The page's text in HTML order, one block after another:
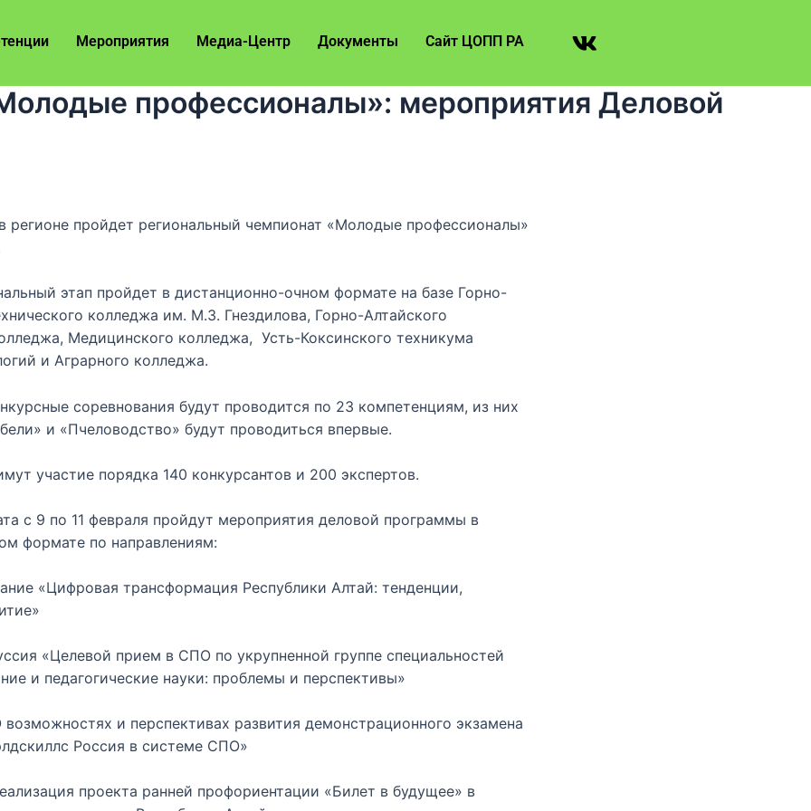
Мероприятия Медиа-Центр Документы Сайт ЦОПП РА
профессионалы»: мероприятия Деловой
регионе пройдет региональный чемпионат «Молодые профессионалы»
этап пройдет в дистанционно-очном формате на базе Горно-
колледжа им. М.З. Гнездилова, Горно-Алтайского
Медицинского колледжа, Усть-Коксинского техникума
и Аграрного колледжа.
соревнования будут проводится по 23 компетенциям, из них
и «Пчеловодство» будут проводиться впервые.
участие порядка 140 конкурсантов и 200 экспертов.
с 9 по 11 февраля пройдут мероприятия деловой программы в
формате по направлениям:
«Цифровая трансформация Республики Алтай: тенденции,
«Целевой прием в СПО по укрупненной группе специальностей
и педагогические науки: проблемы и перспективы»
и перспективах развития демонстрационного экзамена
Россия в системе СПО»
проекта ранней профориентации «Билет в будущее» в